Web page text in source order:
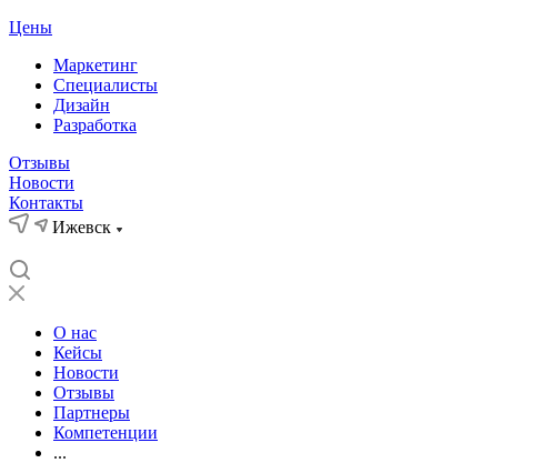
Цены
Маркетинг
Специалисты
Дизайн
Разработка
Отзывы
Новости
Контакты
Ижевск
О нас
Кейсы
Новости
Отзывы
Партнеры
Компетенции
...